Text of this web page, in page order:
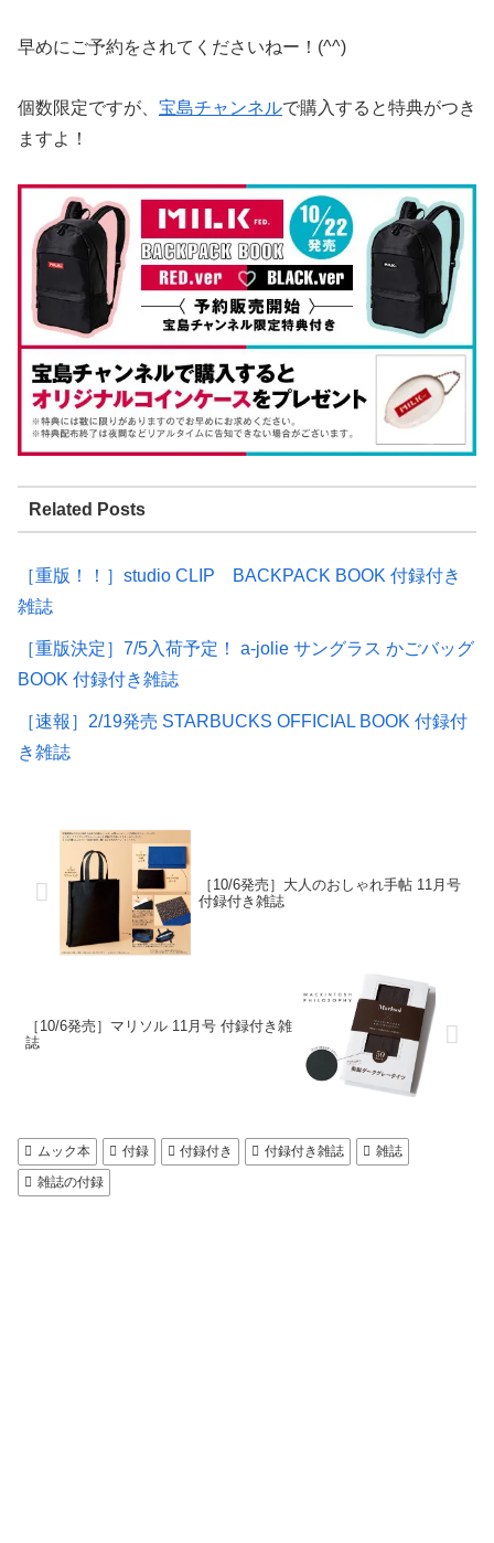
早めにご予約をされてくださいねー！(^^)
個数限定ですが、 宝島チャンネルで購入すると特典がつき
ますよ！
Related Posts
［重版！！］studio CLIP BACKPACK BOOK 付録付き
雑誌
［重版決定］7/5入荷予定！ a-jolie サングラス かごバッグ
BOOK 付録付き雑誌
［速報］2/19発売 STARBUCKS OFFICIAL BOOK 付録付
き雑誌
［10/6発売］大人のおしゃれ手帖 11月号
付録付き雑誌
［10/6発売］マリソル 11月号 付録付き雑
誌
ムック本 付録 付録付き 付録付き雑誌
雑誌
雑誌の付録